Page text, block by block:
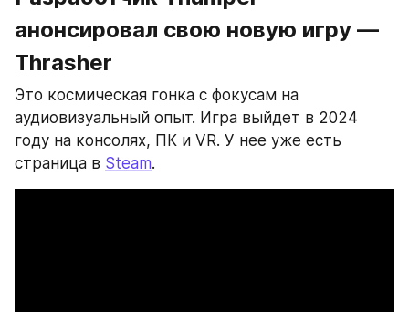
анонсировал свою новую игру —
Thrasher
Это космическая гонка с фокусам на
аудиовизуальный опыт. Игра выйдет в 2024
году на консолях, ПК и VR. У нее уже есть
страница в Steam.